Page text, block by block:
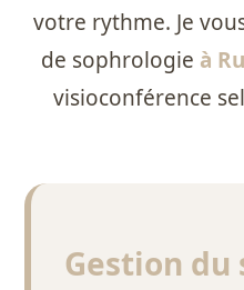
votre rythme. Je
de sophrologie à
visioconférence
Gestion du